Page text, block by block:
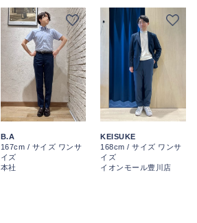
B.A
167cm / サイズ ワンサ
イズ
本社
KEISUKE
168cm / サイズ ワンサ
イズ
イオンモール豊川店